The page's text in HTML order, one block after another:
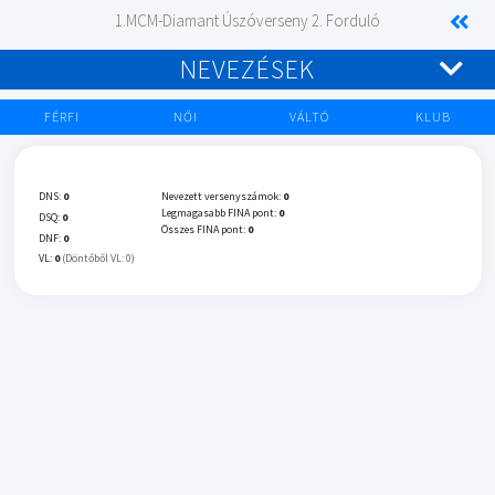
1.MCM-Diamant Úszóverseny 2. Forduló
NEVEZÉSEK
FÉRFI NŐI VÁLTÓ KLUB
DNS: 0
DSQ: 0
DNF: 0
VL: 0 (Döntőből VL: 0)
Nevezett versenyszámok: 0
Legmagasabb FINA pont: 0
Összes FINA pont: 0